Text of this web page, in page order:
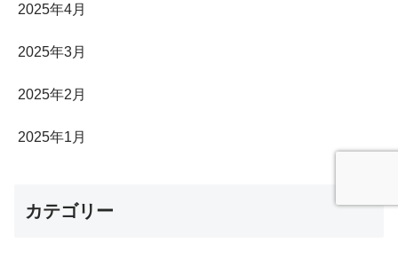
2025年4月
2025年3月
2025年2月
2025年1月
カテゴリー